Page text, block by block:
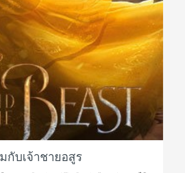
กับเจ้าชายอสูร